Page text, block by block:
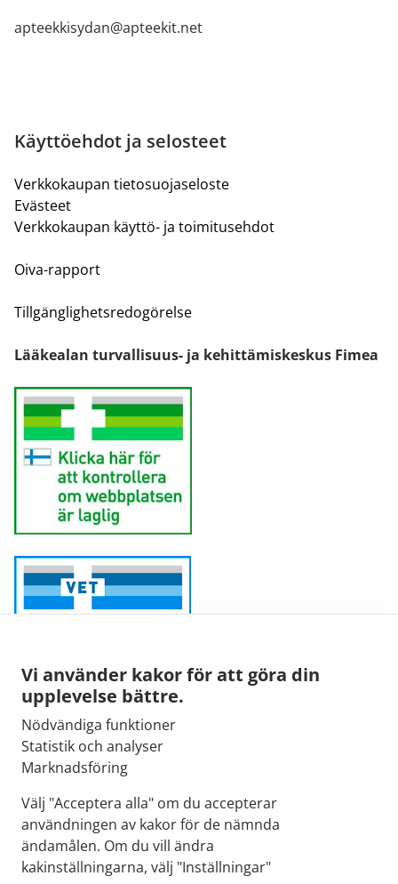
Vi använder kakor för att göra din
upplevelse bättre.
Nödvändiga funktioner
Statistik och analyser
Marknadsföring
Välj "Acceptera alla" om du accepterar
användningen av kakor för de nämnda
ändamålen. Om du vill ändra
kakinställningarna, välj "Inställningar"
apteekkisydan@apteekit.net
Käyttöehdot ja selosteet
Verkkokaupan tietosuojaseloste
Evästeet
Verkkokaupan käyttö- ja toimitusehdot
Oiva-rapport
Tillgänglighetsredogörelse
Lääkealan turvallisuus- ja kehittämiskeskus Fimea
Sähköpostiosoite:
kirjaamo@fimea.fi
Fimean vaihde:
029 522 3341